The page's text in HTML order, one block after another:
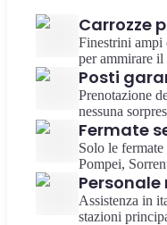
Carrozze
Finestrini ampi
per ammirare
Posti
Prenotazione
nessuna
Fermate
Solo le
Pompei,
Assistenza in
stazioni